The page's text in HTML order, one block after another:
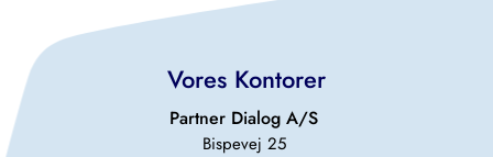
Vores Kontorer
Partner Dialog A/S
Bispevej 25